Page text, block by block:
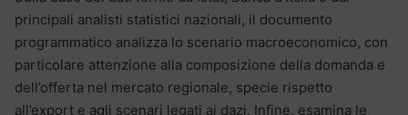
principali analisti statistici nazionali, il documento
programmatico analizza lo scenario macroeconomico, con
particolare attenzione alla composizione della domanda e
dell’offerta nel mercato regionale, specie rispetto
all’export e agli scenari legati ai dazi. Infine, esamina le